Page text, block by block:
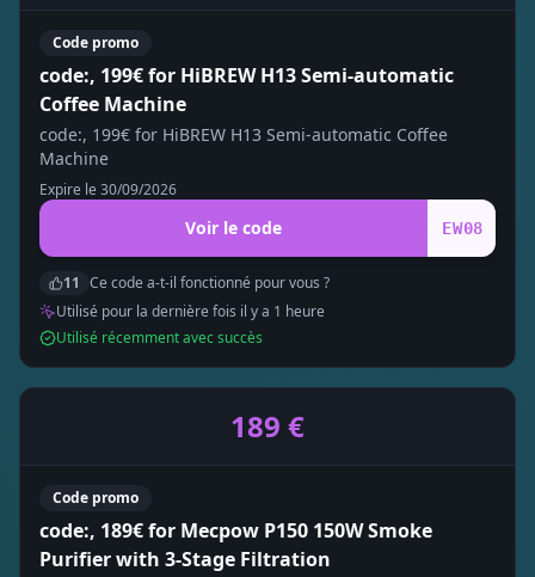
Code promo
code:, 199€ for HiBREW H13 Semi-automatic
Coffee Machine
code:, 199€ for HiBREW H13 Semi-automatic Coffee
Machine
Expire le 30/09/2026
Voir le code EW08
11 Ce code a-t-il fonctionné pour vous ?
Utilisé pour la dernière fois il y a 1 heure
Utilisé récemment avec succès
189 €
Code promo
code:, 189€ for Mecpow P150 150W Smoke
Purifier with 3-Stage Filtration